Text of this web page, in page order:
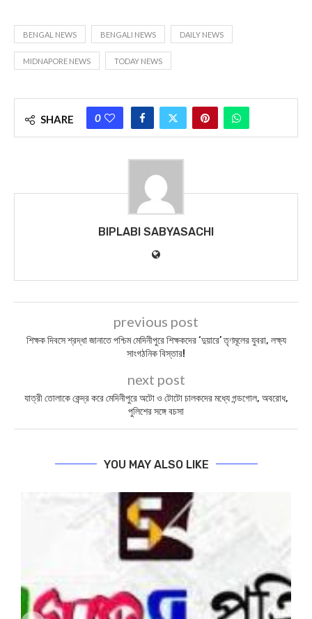
BENGAL NEWS BENGALI NEWS DAILY NEWS
MIDNAPORE NEWS TODAY NEWS
SHARE 0
BIPLABI SABYASACHI
previous post
শিক্ষক দিবসে শ্রদ্ধা জানাতে পশ্চিম মেদিনীপুরে শিক্ষকদের ‘দুয়ারে’ তৃণমূলের যুবরা, লক্ষ্য
সাংগঠনিক বিস্তার!
next post
যাত্রী তোলাকে কেন্দ্র করে মেদিনীপুরে অটো ও টোটো চালকদের মধ্যে গন্ডগোল, অবরোধ,
পুলিশের সঙ্গে বচসা
YOU MAY ALSO LIKE